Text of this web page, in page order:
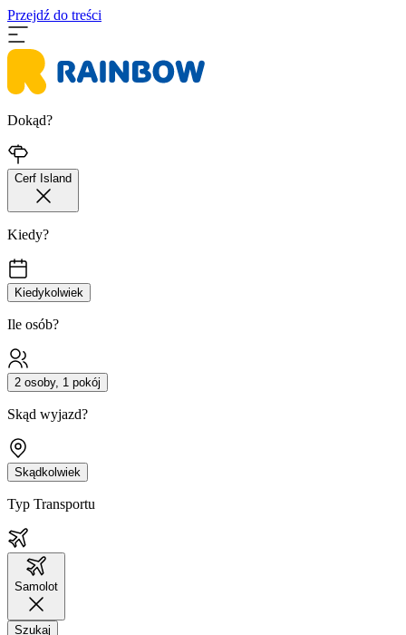
Przejdź do treści
Dokąd?
Cerf Island
Kiedy?
Kiedykolwiek
Ile osób?
2 osoby, 1 pokój
Skąd wyjazd?
Skądkolwiek
Typ Transportu
Samolot
Szukaj